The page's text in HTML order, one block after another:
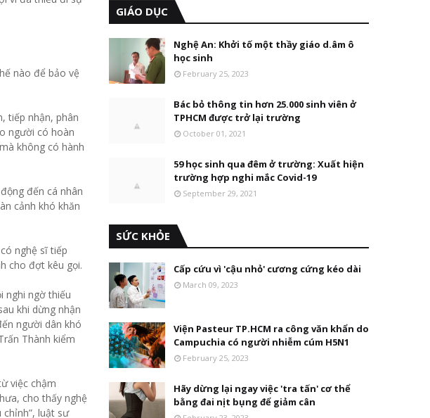
nào để bảo vệ
tiếp nhận, phân
người có hoàn
không có hành
đến cá nhân
cảnh khó khăn
nghệ sĩ tiếp
cho đợt kêu gọi.
nghi ngờ thiếu
khi dừng nhận
người dân khó
Thành kiểm
việc chậm
cho thấy nghệ
luật sư
GIÁO DỤC
Nghệ An: Khởi tố một thầy giáo d.âm ô
học sinh
February 25, 2023
Bác bỏ thông tin hơn 25.000 sinh viên ở
TPHCM được trở lại trường
October 01, 2021
59 học sinh qua đêm ở trường: Xuất hiện
trường hợp nghi mắc Covid-19
September 29, 2021
SỨC KHỎE
Cấp cứu vì 'cậu nhỏ' cương cứng kéo dài
March 09, 2023
Viện Pasteur TP.HCM ra công văn khẩn do
Campuchia có người nhiễm cúm H5N1
February 25, 2023
Hãy dừng lại ngay việc 'tra tấn' cơ thể
bằng đai nịt bụng để giảm cân